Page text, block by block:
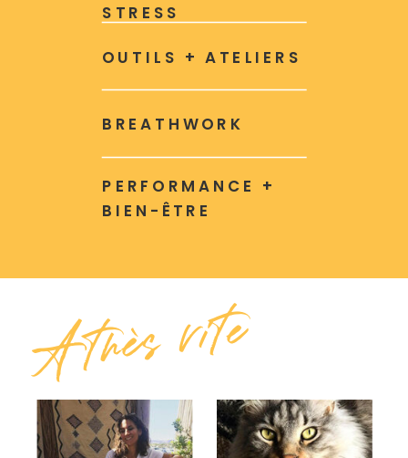
STRESS
PERFORMANCE +
BIEN-ÊTRE
BREATHWORK
OUTILS + ATELIERS
A très vite